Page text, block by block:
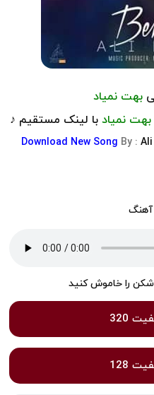
بهت نمیاد
بهت نمیاد با لینک مستقیم ♪
Download New Song By :
را خاموش کنید
320
128